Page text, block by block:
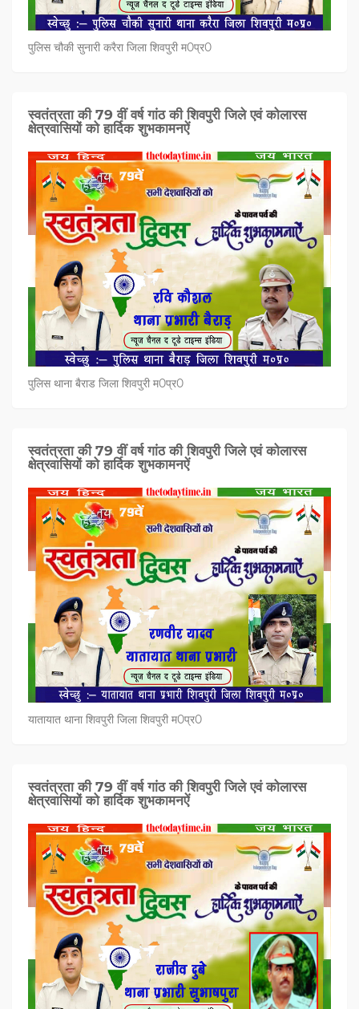
पुलिस चौकी सुनारी करैरा जिला शिवपुरी म0प्र0
स्वतंत्रता की 79 वीं वर्ष गांठ की शिवपुरी जिले एवं कोलारस
क्षेत्रवासियों को हार्दिक शुभकामनऐं
पुलिस थाना बैराड जिला शिवपुरी म0प्र0
स्वतंत्रता की 79 वीं वर्ष गांठ की शिवपुरी जिले एवं कोलारस
क्षेत्रवासियों को हार्दिक शुभकामनऐं
यातायात थाना शिवपुरी जिला शिवपुरी म0प्र0
स्वतंत्रता की 79 वीं वर्ष गांठ की शिवपुरी जिले एवं कोलारस
क्षेत्रवासियों को हार्दिक शुभकामनऐं